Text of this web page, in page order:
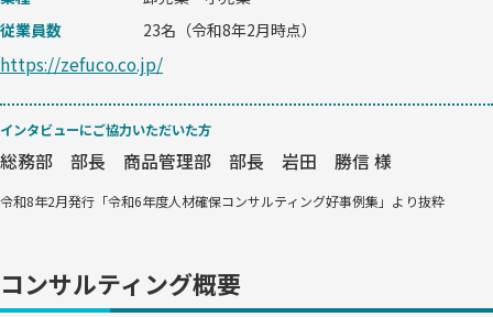
従業員数
23名（令和8年2月時点）
https://zefuco.co.jp/
インタビューにご協力いただいた方
総務部 部長 商品管理部 部長 岩田 勝信 様
令和8年2月発行「令和6年度人材確保コンサルティング好事例集」より抜粋
コンサルティング概要